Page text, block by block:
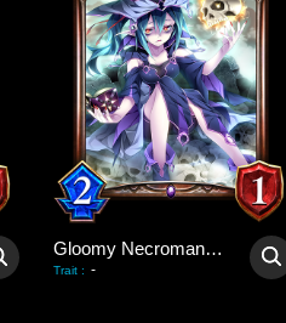
Gloomy Necromancer
Trait : -